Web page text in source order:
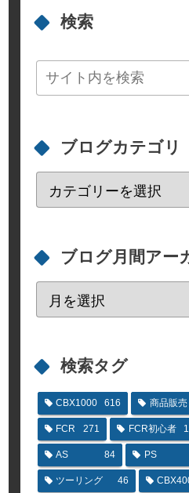
検索
ブログカテゴリ
ブログ月間アー
検索タグ
CBX1000 616 商品販売
FCR 271 FCR初心者
AS 84 PS
ツーリング 46